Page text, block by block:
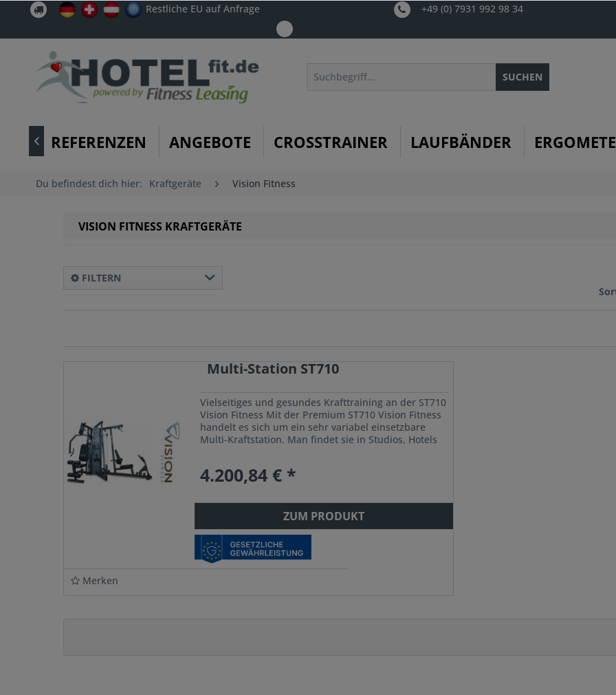
Restliche EU auf Anfrage +49 (0) 7931 992 98 34
SUCHEN
REFERENZEN ANGEBOTE CROSSTRAINER LAUFBÄNDER

Du befindest dich hier: Kraftgeräte Vision Fitness
VISION FITNESS KRAFTGERÄTE
FILTERN
Multi-Station ST710
Vielseitiges und gesundes Krafttraining an der ST710
Vision Fitness Mit der Premium ST710 Vision Fitness
handelt es sich um ein sehr variabel einsetzbare
Multi-Kraftstation. Man findet sie in Studios, Hotels
4.200,84 € *
ZUM PRODUKT
Merken